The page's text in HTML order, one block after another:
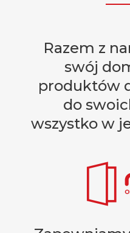
Razem z
swój
produktów
do
wszystko w